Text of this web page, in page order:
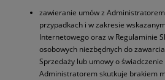
zawieranie umów z
przypadkach i w zakresie
Internetowego oraz w Regulaminie
osobowych niezbędnych do
Sprzedaży lub umowy o świadczenie
Administratorem skutkuje brakiem